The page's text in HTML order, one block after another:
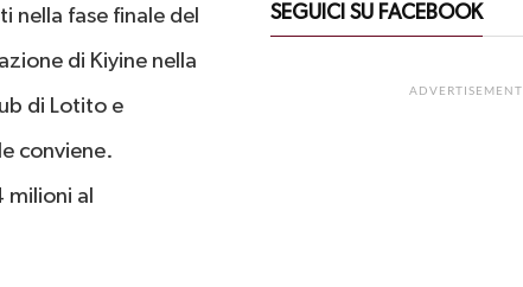
nella fase finale del
di Kiyine nella
di Lotito e
conviene.
milioni al
SEGUICI SU FACEBOOK
ADVERTISEMENT